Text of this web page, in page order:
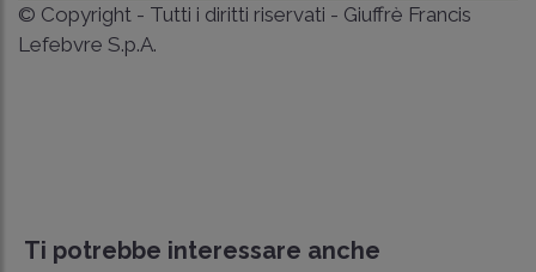
© Copyright - Tutti i diritti riservati - Giuffrè Francis
Lefebvre S.p.A.
Ti potrebbe interessare anche